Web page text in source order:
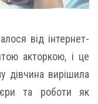
від інтернет-
акторкою, і це
дівчина вирішила
та роботи як